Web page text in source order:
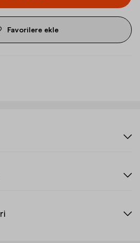
Favorilere ekle